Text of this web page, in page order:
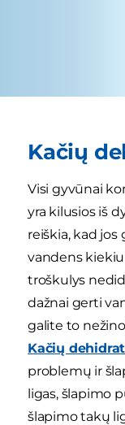
Kačių
Visi gyvūnai
yra kilusios iš
reiškia, kad
vandens
troškulys
dažnai gerti
galite to
Kačių
problemų ir
ligas, šlapimo
šlapimo takų